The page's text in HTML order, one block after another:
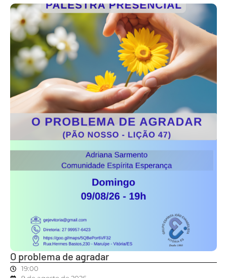
O problema de agradar
19:00